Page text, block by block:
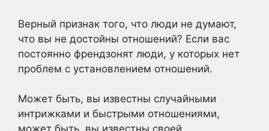
Верный признак того, что люди не думают,
что вы не достойны отношений? Если вас
постоянно френдзонят люди, у которых нет
проблем с установлением отношений.
Может быть, вы известны случайными
интрижками и быстрыми отношениями,
может быть, вы известны своей